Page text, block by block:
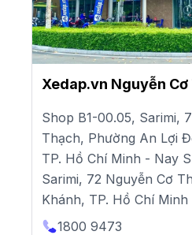
Xedap.vn Nguyễn Cơ
Shop B1-00.05, Sarimi,
Thạch, Phường An Lợi
TP. Hồ Chí Minh - Nay
Sarimi, 72 Nguyễn Cơ
Khánh, TP. Hồ Chí Minh
1800 9473